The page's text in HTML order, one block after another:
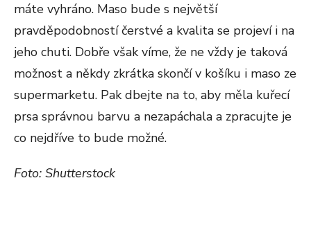
máte vyhráno. Maso bude s největší
pravděpodobností čerstvé a kvalita se projeví i na
jeho chuti. Dobře však víme, že ne vždy je taková
možnost a někdy zkrátka skončí v košíku i maso ze
supermarketu. Pak dbejte na to, aby měla kuřecí
prsa správnou barvu a nezapáchala a zpracujte je
co nejdříve to bude možné.
Foto: Shutterstock